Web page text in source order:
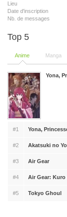
Lieu
Date d'inscription
Nb. de messages
Top 5
Anime Manga
Yona,
#1 Yona,
#2 Akatsuki no
#3 Air Gear
#4 Air Gear: Kuro
#5 Tokyo Ghoul